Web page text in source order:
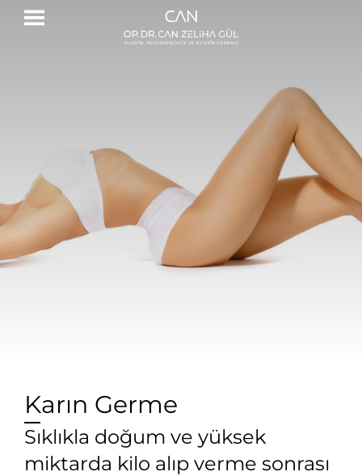
Karın Germe
Sıklıkla doğum ve yüksek
miktarda kilo alıp verme sonrası